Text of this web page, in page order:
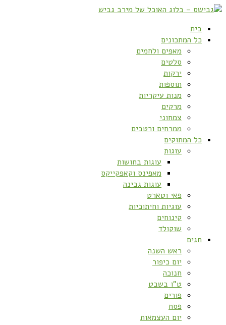
בית
כל המתכונים
מאפים ולחמים
סלטים
ירקות
תוספות
מנות עיקריות
מרקים
צמחוני
ממרחים ורטבים
כל המתוקים
עוגות
עוגות בחושות
מאפינס וקאפקייקס
עוגות גבינה
פאי וטארט
עוגיות וחיתוכיות
קינוחים
שוקולד
חגים
ראש השנה
יום כיפור
חנוכה
ט”ו בשבט
פורים
פסח
יום העצמאות